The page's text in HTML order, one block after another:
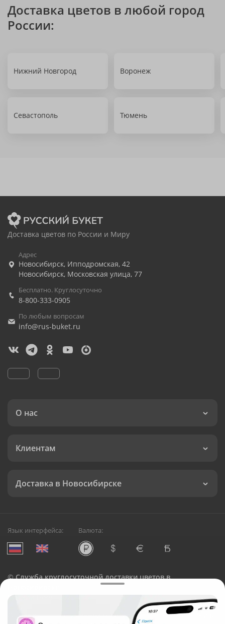
Доставка цветов в любой город
России:
Нижний Новгород Воронеж
Севастополь Тюмень
Доставка цветов по России и Миру
Адрес
Новосибирск, Ипподромская, 42
Новосибирск, Московская улица, 77
Бесплатно. Круглосуточно
8-800-333-0905
По любым вопросам
info@rus-buket.ru
О нас
Клиентам
Доставка в Новосибирске
Язык интерфейса: Валюта:
©Служба круглосуточной доставки цветов в
Русский Букет, 2026
Общество с ограниченной ответственностью «Технология»